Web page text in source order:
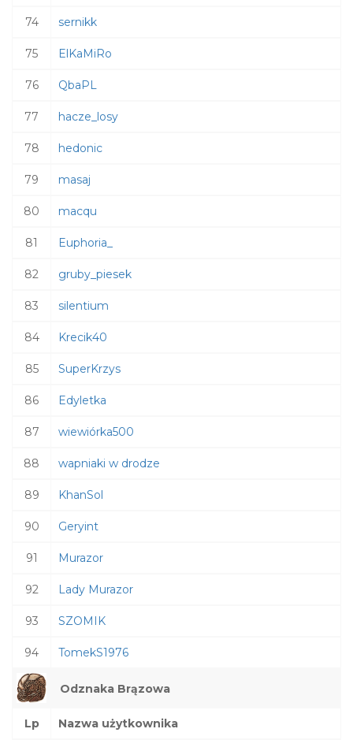
74 sernikk
75 ElKaMiRo
76 QbaPL
77 hacze_losy
78 hedonic
79 masaj
80 macqu
81 Euphoria_
82 gruby_piesek
83 silentium
84 Krecik40
85 SuperKrzys
86 Edyletka
87 wiewiórka500
88 wapniaki w drodze
89 KhanSol
90 Geryint
91 Murazor
92 Lady Murazor
93 SZOMIK
94 TomekS1976
Odznaka Brązowa
Lp Nazwa użytkownika